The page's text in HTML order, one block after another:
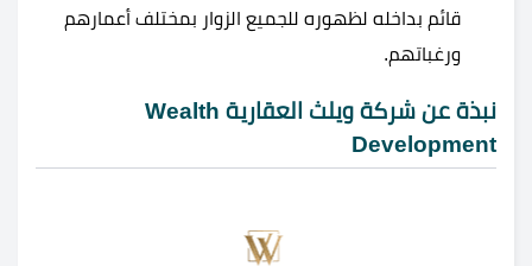
قائم بداخله لظهوره للجميع الزوار بمختلف أعمارهم
ورغباتهم.
نبذة عن شركة ويلث العقارية Wealth
Development